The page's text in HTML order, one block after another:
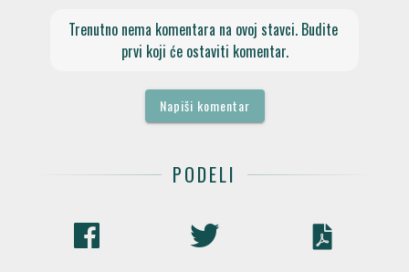
Trenutno nema komentara na ovoj stavci. Budite
prvi koji će ostaviti komentar.
Napiši komentar
PODELI